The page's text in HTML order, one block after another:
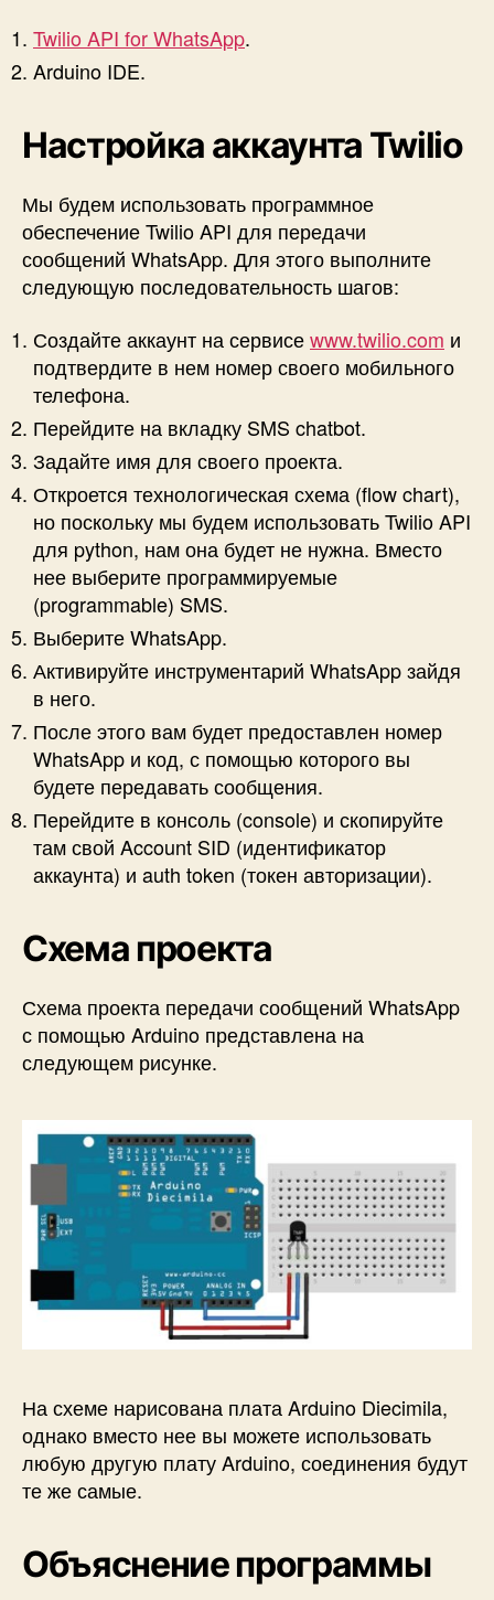
Twilio API for WhatsApp.
Arduino IDE.
Настройка аккаунта Twilio
Мы будем использовать программное
обеспечение Twilio API для передачи
сообщений WhatsApp. Для этого выполните
следующую последовательность шагов:
Создайте аккаунт на сервисеwww.twilio.com и
подтвердите в нем номер своего мобильного
телефона.
Перейдите на вкладку SMS chatbot.
Задайте имя для своего проекта.
Откроется технологическая схема (flow chart),
но поскольку мы будем использовать Twilio API
для python, нам она будет не нужна. Вместо
нее выберите программируемые
(programmable) SMS.
Выберите WhatsApp.
Активируйте инструментарий WhatsApp зайдя
в него.
После этого вам будет предоставлен номер
WhatsApp и код, с помощью которого вы
будете передавать сообщения.
Перейдите в консоль (console) и скопируйте
там свой Account SID (идентификатор
аккаунта) и auth token (токен авторизации).
Схема проекта
Схема проекта передачи сообщений WhatsApp
с помощью Arduino представлена на
следующем рисунке.
На схеме нарисована плата Arduino Diecimila,
однако вместо нее вы можете использовать
любую другую плату Arduino, соединения будут
те же самые.
Объяснение программы